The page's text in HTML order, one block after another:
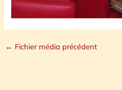
← Fichier média précédent